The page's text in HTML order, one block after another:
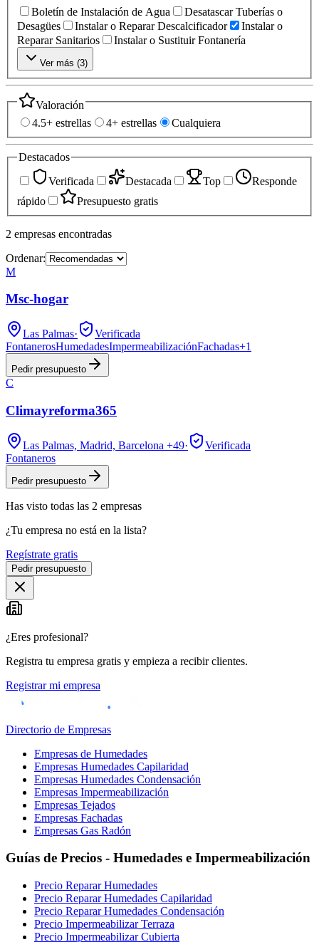
Boletín de Instalación de Agua
Desatascar Tuberías o
Desagües
Instalar o Reparar Descalcificador
Instalar o
Reparar Sanitarios
Instalar o Sustituir Fontanería
Ver más (3)
Valoración
4.5+ estrellas
4+ estrellas Cualquiera
Destacados
Verificada
Destacada Top
Responde
rápido
Presupuesto gratis
2 empresas encontradas
Ordenar:
M
Msc-hogar
Las Palmas·
Verificada
FontanerosHumedadesImpermeabilizaciónFachadas+1
Pedir presupuesto
C
Climayreforma365
Las Palmas, Madrid, Barcelona +49·
Verificada
Fontaneros
Pedir presupuesto
Has visto todas las 2 empresas
¿Tu empresa no está en la lista?
Regístrate gratis
Pedir presupuesto
¿Eres profesional?
Registra tu empresa gratis y empieza a recibir clientes.
Registrar mi empresa
Directorio de Empresas
Empresas de Humedades
Empresas Humedades Capilaridad
Empresas Humedades Condensación
Empresas Impermeabilización
Empresas Tejados
Empresas Fachadas
Empresas Gas Radón
Guías de Precios - Humedades e Impermeabilización
Precio Reparar Humedades
Precio Reparar Humedades Capilaridad
Precio Reparar Humedades Condensación
Precio Impermeabilizar Terraza
Precio Impermeabilizar Cubierta